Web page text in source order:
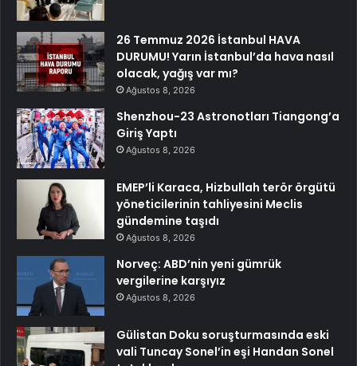
26 Temmuz 2026 İstanbul HAVA
DURUMU! Yarın İstanbul’da hava nasıl
olacak, yağış var mı?
Ağustos 8, 2026
Shenzhou-23 Astronotları Tiangong’a
Giriş Yaptı
Ağustos 8, 2026
EMEP’li Karaca, Hizbullah terör örgütü
yöneticilerinin tahliyesini Meclis
gündemine taşıdı
Ağustos 8, 2026
Norveç: ABD’nin yeni gümrük
vergilerine karşıyız
Ağustos 8, 2026
Gülistan Doku soruşturmasında eski
vali Tuncay Sonel’in eşi Handan Sonel